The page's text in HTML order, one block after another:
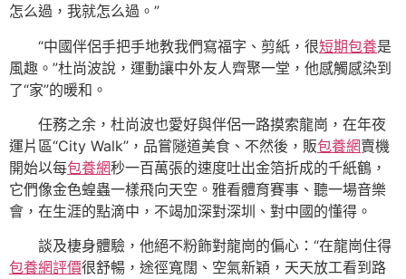
怎么過，我就怎么過。”
“中國伴侶手把手地教我們寫福字、剪紙，很短期包養是
風趣。”杜尚波說，運動讓中外友人齊聚一堂，他感觸感染到
了“家”的暖和。
任務之余，杜尚波也愛好與伴侶一路摸索龍崗，在年夜
運片區“City Walk”，品嘗隧道美食、不然後，販包養網賣機
開始以每包養網秒一百萬張的速度吐出金箔折成的千紙鶴，
它們像金色蝗蟲一樣飛向天空。雅看體育賽事、聽一場音樂
會，在生涯的點滴中，不竭加深對深圳、對中國的懂得。
談及棲身體驗，他絕不粉飾對龍崗的偏心：“在龍崗住得
包養網評價很舒暢，途徑寬闊、空氣新穎，天天放工看到路